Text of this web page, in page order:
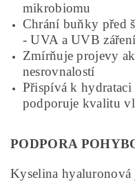
mikrobiomu
Chrání buňky před
- UVA a UVB
Zmírňuje projevy
nesrovnalostí
Přispívá k
podporuje kvalitu
PODPORA
Kyselina